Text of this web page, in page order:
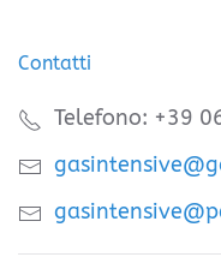
Contatti
Telefono: +39